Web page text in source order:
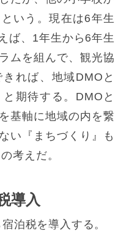
いう。現在は6年生
ば、1年生から6年生
ムを組んで、観光協
れば、地域DMOと
期待する。DMOと
基軸に地域の内を繋
い『まちづくり』も
考えだ。
導入
泊税を導入する。